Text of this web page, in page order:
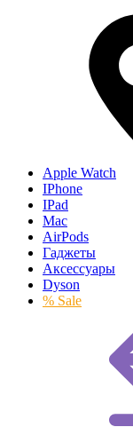
Apple Watch
IPhone
IPad
Mac
AirPods
Гаджеты
Аксессуары
Dyson
% Sale